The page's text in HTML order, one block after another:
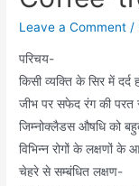
Leave a Comment /
परिचय-
किसी व्यक्ति के सिर में
जीभ पर सफेद रंग की परत
जिम्नोक्लैडस औषधि को
विभिन्न रोगों के लक्षणों
चेहरे से सम्बंधित लक्षण-